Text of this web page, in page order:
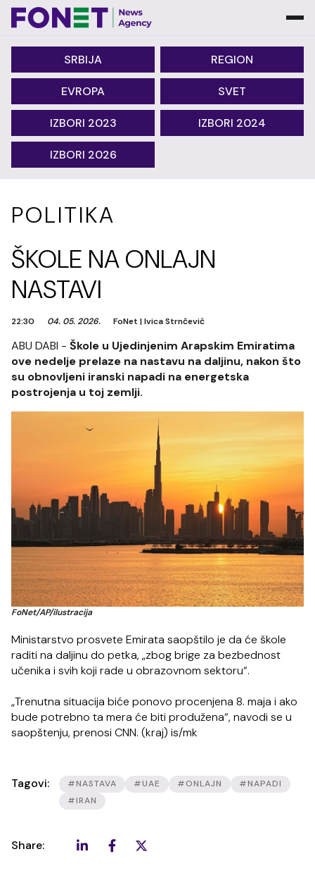
SRBIJA REGION
EVROPA SVET
IZBORI 2023 IZBORI 2024
IZBORI 2026
POLITIKA
ŠKOLE NA ONLAJN
NASTAVI
22:30 04. 05. 2026. FoNet |Ivica Strnčević
ABU DABI - Škole u ​​Ujedinjenim Arapskim Emiratima
ove nedelje prelaze na nastavu na daljinu, nakon što
su obnovljeni iranski napadi na energetska
postrojenja u toj zemlji.
FoNet/AP/ilustracija
Ministarstvo prosvete Emirata saopštilo je da će škole
raditi na daljinu do petka, „zbog brige za bezbednost
učenika i svih koji rade u obrazovnom sektoru“.
„Trenutna situacija biće ponovo procenjena 8. maja i ako
bude potrebno ta mera će biti produžena“, navodi se u
saopštenju, prenosi CNN. (kraj) is/mk
Tagovi: #NASTAVA #UAE #ONLAJN
#NAPADI
#IRAN
Share: